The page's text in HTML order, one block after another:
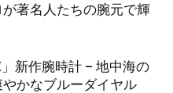
が著名人たちの腕元で輝
」新作腕時計 – 地中海の
かなブルーダイヤル